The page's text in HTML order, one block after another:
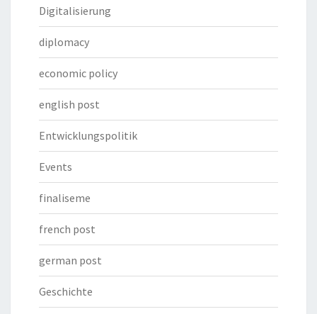
Digitalisierung
diplomacy
economic policy
english post
Entwicklungspolitik
Events
finaliseme
french post
german post
Geschichte